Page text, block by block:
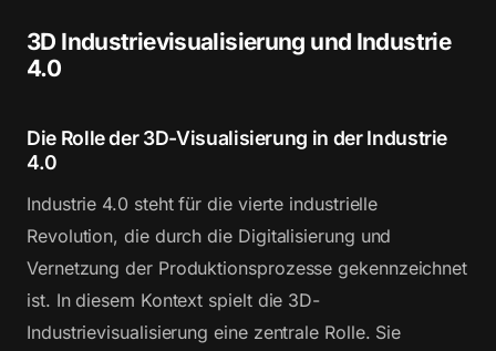
3D Industrievisualisierung und Industrie
4.0
Die Rolle der 3D-Visualisierung in der Industrie
4.0
Industrie 4.0 steht für die vierte industrielle
Revolution, die durch die Digitalisierung und
Vernetzung der Produktionsprozesse gekennzeichnet
ist. In diesem Kontext spielt die 3D-
Industrievisualisierung eine zentrale Rolle. Sie